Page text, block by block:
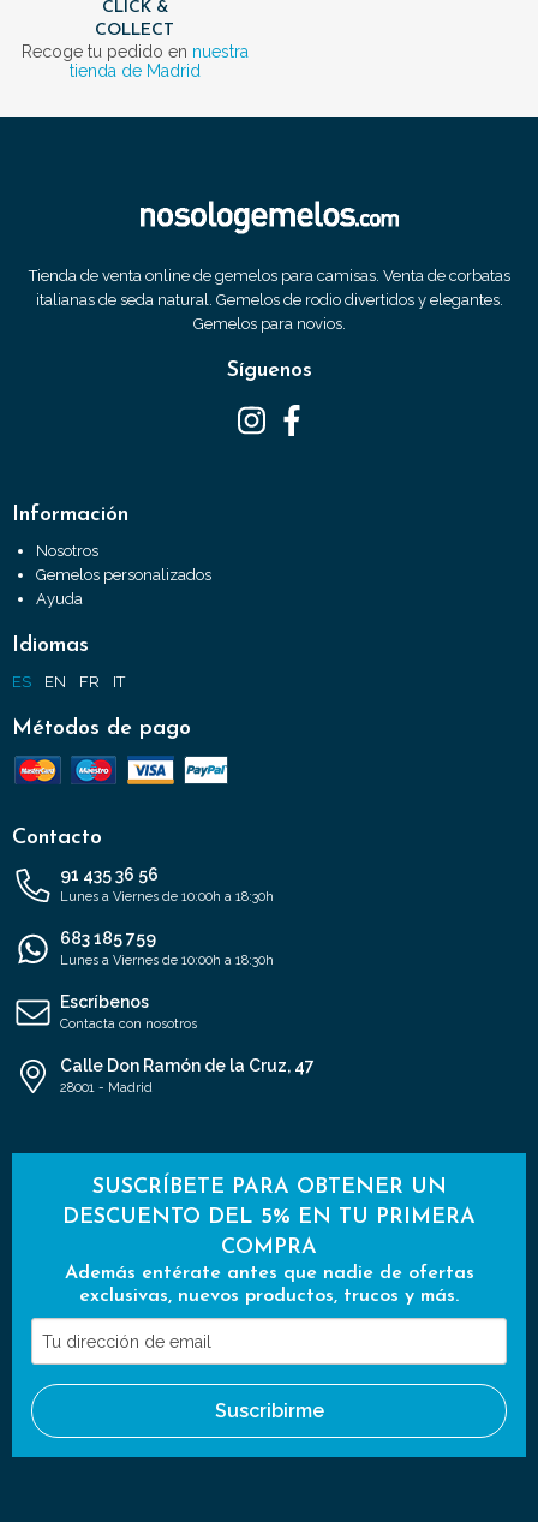
CLICK &
COLLECT
Recoge tu pedido en nuestra
tienda de Madrid
Tienda de venta online de gemelos para camisas. Venta de corbatas
italianas de seda natural. Gemelos de rodio divertidos y elegantes.
Gemelos para novios.
Síguenos
Información
Nosotros
Gemelos personalizados
Ayuda
Idiomas
ES EN FR IT
Métodos de pago
Contacto
91 435 36 56
Lunes a Viernes de 10:00h a 18:30h
683 185 759
Lunes a Viernes de 10:00h a 18:30h
Escríbenos
Contacta con nosotros
Calle Don Ramón de la Cruz, 47
28001 - Madrid
SUSCRÍBETE PARA OBTENER UN
DESCUENTO DEL 5% EN TU PRIMERA
COMPRA
Además entérate antes que nadie de ofertas
exclusivas, nuevos productos, trucos y más.
Tu
dirección
de
email
Suscribirme